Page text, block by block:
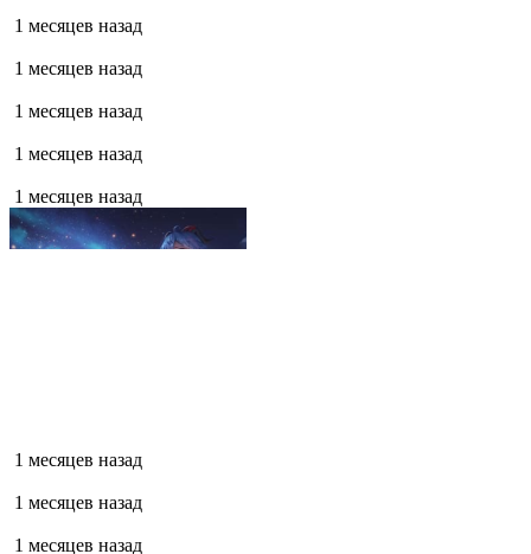
1 месяцев назад
1 месяцев назад
1 месяцев назад
1 месяцев назад
1 месяцев назад
1 месяцев назад
1 месяцев назад
1 месяцев назад